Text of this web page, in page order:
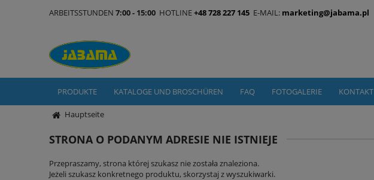
ARBEITSSTUNDEN 7:00 - 15:00 HOTLINE+48 728 227 145 E-MAIL: marketing@jabama.pl
PRODUKTE KATALOGE UND BROSCHÜREN FAQ FOTOGALERIE KONTAKT
Hauptseite
STRONA O PODANYM ADRESIE NIE ISTNIEJE
Przepraszamy, strona której szukasz nie została znaleziona.
Jeżeli szukasz konkretnego produktu, skorzystaj z wyszukiwarki.